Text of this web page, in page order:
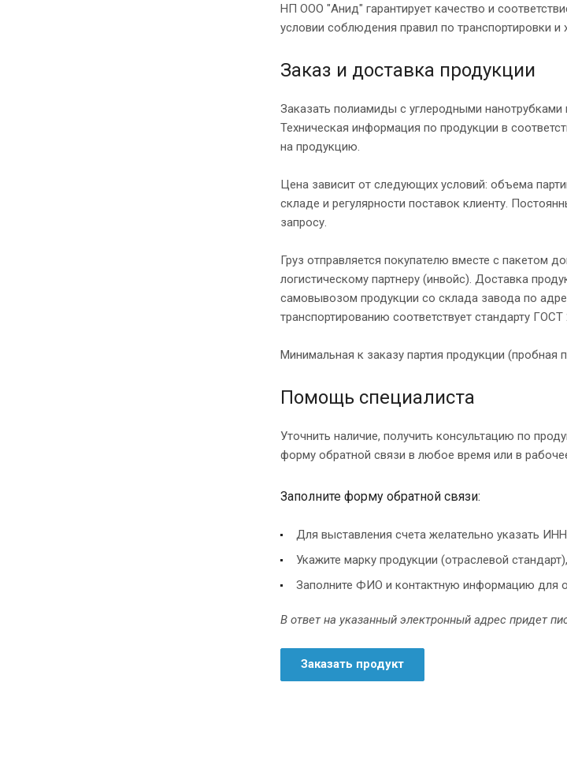
НП ООО "Анид" гарантирует качество и
условии соблюдения правил по транспортировки и
Заказ и доставка продукции
Заказать полиамиды с углеродными
Техническая информация по продукции в
на продукцию.
Цена зависит от следующих условий: объема
складе и регулярности поставок клиенту.
запросу.
Груз отправляется покупателю вместе с пакетом
логистическому партнеру (инвойс). Доставка
самовывозом продукции со склада завода по
транспортированию соответствует стандарту ГОСТ
Минимальная к заказу партия продукции (пробная
Помощь специалиста
Уточнить наличие, получить консультацию по
форму обратной связи в любое время или в
Заполните форму обратной связи:
Для выставления счета желательно указать
Укажите марку продукции (отраслевой
Заполните ФИО и контактную информацию для
В ответ на указанный электронный адрес придет
Заказать продукт